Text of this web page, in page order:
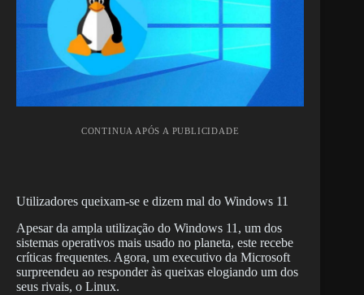
CONTINUA APÓS A PUBLICIDADE
Utilizadores queixam-se e dizem mal do Windows 11
Apesar da ampla utilização do Windows 11, um dos
sistemas operativos mais usado no planeta, este recebe
críticas frequentes. Agora, um executivo da Microsoft
surpreendeu ao responder às queixas elogiando um dos
seus rivais, o Linux.